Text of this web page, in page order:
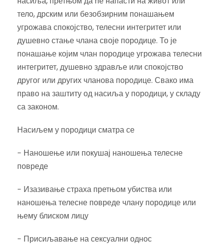
тело, дрским или безобзирним понашањем
угрожава спокојство, телесни интегритет или
душевно стање члана своје породице. То је
понашање којим члан породице угрожава телесни
интегритет, душевно здравље или спокојство
другог или других чланова породице. Свако има
право на заштиту од насиља у породици, у складу
са законом.
Насиљем у породици сматра се
− Наношење или покушај наношења телесне
повреде
− Изазивање страха претњом убиства или
наношења телесне повреде члану породице или
њему блиском лицу
− Присиљавање на сексуални однос